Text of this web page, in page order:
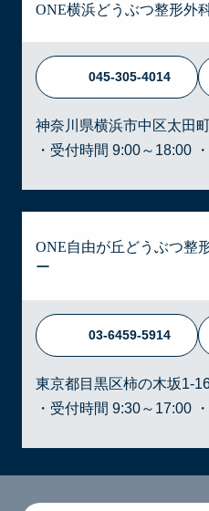
ONE横浜どうぶつ整形外
045-305-4014
神奈川県横浜市中区太田
・受付時間 9:00～18:00
ONE自由が丘どうぶつ整
ー
03-6459-5914
東京都目黒区柿の木坂1-
・受付時間 9:30～17:00